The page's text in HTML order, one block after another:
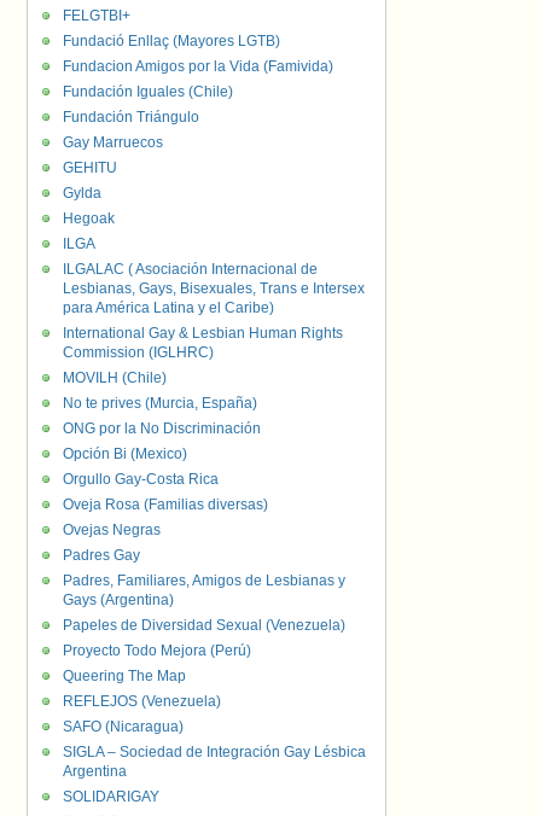
FELGTBI+
Fundació Enllaç (Mayores LGTB)
Fundacion Amigos por la Vida (Famivida)
Fundación Iguales (Chile)
Fundación Triángulo
Gay Marruecos
GEHITU
Gylda
Hegoak
ILGA
ILGALAC ( Asociación Internacional de
Lesbianas, Gays, Bisexuales, Trans e Intersex
para América Latina y el Caribe)
International Gay & Lesbian Human Rights
Commission (IGLHRC)
MOVILH (Chile)
No te prives (Murcia, España)
ONG por la No Discriminación
Opción Bi (Mexico)
Orgullo Gay-Costa Rica
Oveja Rosa (Familias diversas)
Ovejas Negras
Padres Gay
Padres, Familiares, Amigos de Lesbianas y
Gays (Argentina)
Papeles de Diversidad Sexual (Venezuela)
Proyecto Todo Mejora (Perú)
Queering The Map
REFLEJOS (Venezuela)
SAFO (Nicaragua)
SIGLA – Sociedad de Integración Gay Lésbica
Argentina
SOLIDARIGAY